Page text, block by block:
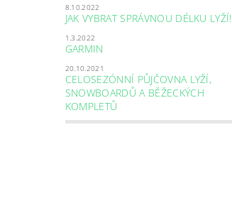
8.10.2022
JAK VYBRAT SPRÁVNOU DÉLKU LYŽÍ!
1.3.2022
GARMIN
20.10.2021
CELOSEZÓNNÍ PŮJČOVNA LYŽÍ,
SNOWBOARDŮ A BĚŽECKÝCH
KOMPLETŮ